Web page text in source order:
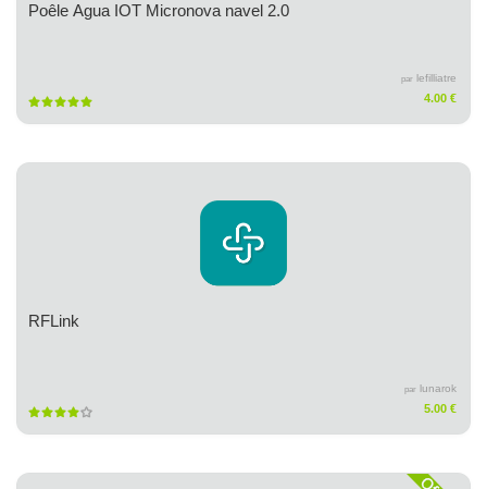
Poêle Agua IOT Micronova navel 2.0
par lefilliatre
4.00 €
RFLink
par lunarok
5.00 €